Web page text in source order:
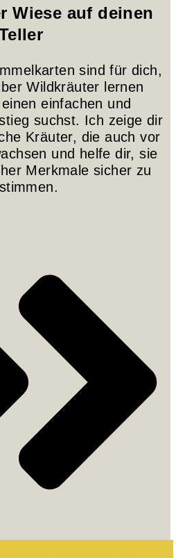
Wiese auf deinen
sind für dich,
Wildkräuter lernen
einfachen und
suchst. Ich zeige dir
Kräuter, die auch vor
und helfe dir, sie
Merkmale sicher zu